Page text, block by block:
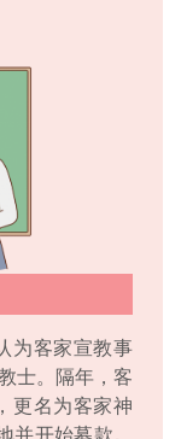
为客家宣教事
士。隔年，客
更名为客家神